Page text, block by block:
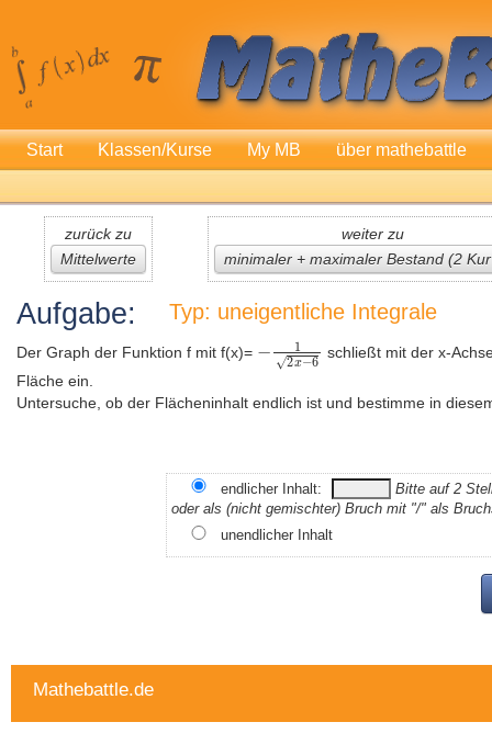
Start Klassen/Kurse My MB über mathebattle
zurück zu
Mittelwerte
weiter zu
minimaler + maximaler Bestand (2
Aufgabe: Typ: uneigentliche Integrale
Der Graph der Funktion f mit f(x)=
schließt mit der x-
Fläche ein.
Untersuche, ob der Flächeninhalt endlich ist und bestimme in
endlicher Inhalt:
Bitte auf 2
oder als (nicht gemischter) Bruch mit "/" als
unendlicher Inhalt
Mathebattle.de